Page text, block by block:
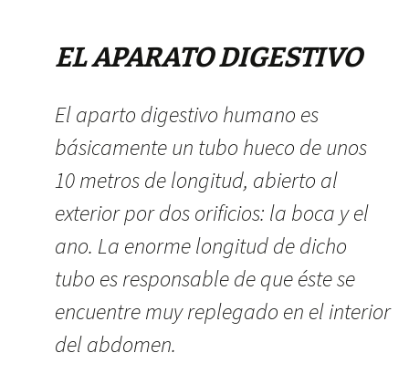
EL APARATO DIGESTIVO
El aparto digestivo humano es
básicamente un tubo hueco de unos
10 metros de longitud, abierto al
exterior por dos orificios: la boca y el
ano. La enorme longitud de dicho
tubo es responsable de que éste se
encuentre muy replegado en el interior
del abdomen.